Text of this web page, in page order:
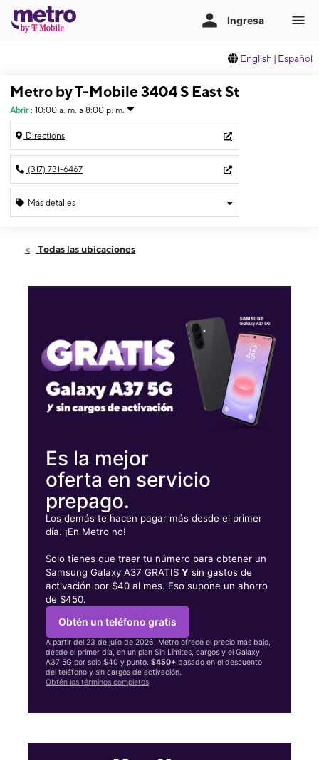
English | Español
Metro by T-Mobile 3404 S East St
Abrir : 10:00 a. m. a 8:00 p. m.
Directions
(317) 731-6467
Más detalles
Viernes:10:00 a. m. a 8:00 p. m.
3404 S East St Indianapolis, IN 46227
Todas las ubicaciones
Es la mejor
oferta en servicio
prepago.
Los demás te hacen pagar más desde el primer
día. ¡En Metro no!
Solo tienes que traer tu número para obtener un
Samsung Galaxy A37 GRATISY sin gastos de
activación por $40 al mes. Eso supone un ahorro
de $450.
Obtén un teléfono gratis
A partir del 23 de julio de 2026, Metro ofrece el precio más bajo,
desde el primer día, en un plan Sin Límites, cargos y el Galaxy
A37 5G por solo $40 y punto.$450+ basado en el descuento
del teléfono y sin cargos de activación.
Obtén los términos completos